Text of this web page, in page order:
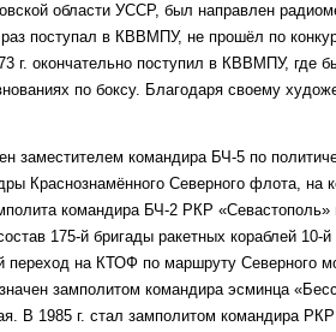
области УССР, был направлен
поступал в КВВМПУ, не прошёл по
г. окончательно поступил в КВВМПУ,
по боксу. Благодаря своему
заместителем командира БЧ-5 по
Краснознамённого Северного флота,
командира БЧ-2 РКР
175-й бригады ракетных кораблей
переход на КТОФ по маршруту Северного
замполитом командира эсминца
В 1985 г. стал замполитом командира